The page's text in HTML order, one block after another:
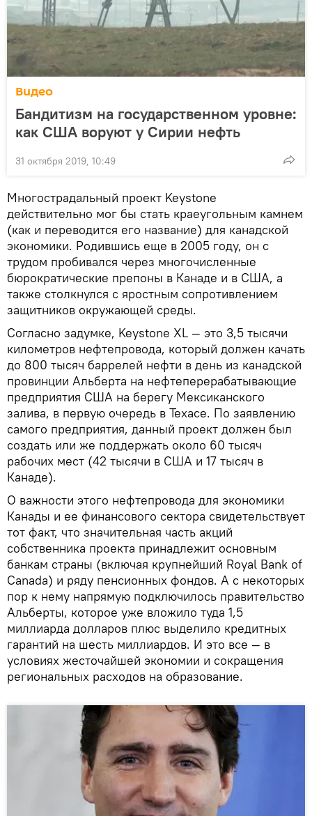
Видео
Бандитизм на государственном уровне:
как США воруют у Сирии нефть
31 октября 2019, 10:49
Многострадальный проект Keystone
действительно мог бы стать краеугольным камнем
(как и переводится его название) для канадской
экономики. Родившись еще в 2005 году, он с
трудом пробивался через многочисленные
бюрократические препоны в Канаде и в США, а
также столкнулся с яростным сопротивлением
защитников окружающей среды.
Согласно задумке, Keystone XL — это 3,5 тысячи
километров нефтепровода, который должен качать
до 800 тысяч баррелей нефти в день из канадской
провинции Альберта на нефтеперерабатывающие
предприятия США на берегу Мексиканского
залива, в первую очередь в Техасе. По заявлению
самого предприятия, данный проект должен был
создать или же поддержать около 60 тысяч
рабочих мест (42 тысячи в США и 17 тысяч в
Канаде).
О важности этого нефтепровода для экономики
Канады и ее финансового сектора свидетельствует
тот факт, что значительная часть акций
собственника проекта принадлежит основным
банкам страны (включая крупнейший Royal Bank of
Canada) и ряду пенсионных фондов. А с некоторых
пор к нему напрямую подключилось правительство
Альберты, которое уже вложило туда 1,5
миллиарда долларов плюс выделило кредитных
гарантий на шесть миллиардов. И это все — в
условиях жесточайшей экономии и сокращения
региональных расходов на образование.